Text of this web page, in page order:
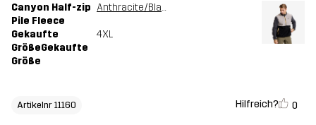
Canyon Half-zip
Pile Fleece
Anthracite/Black
Gekaufte
GrößeGekaufte
Größe
4XL
Artikelnr 11160 Hilfreich? 0